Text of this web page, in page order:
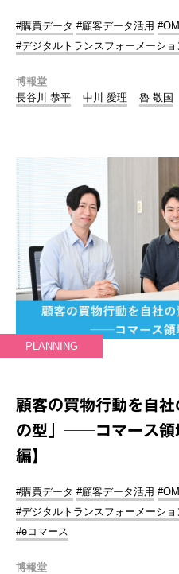
#購買データ #顧客データ活用
#デジタルトランスフォーメーショ
博報堂
長谷川 恭平
中川 愛理 魯 敬国
PLANNING
顧客の買物行動を自
の型」──コマース
編】
#購買データ #顧客データ活用
#デジタルトランスフォーメーショ
#eコマース
博報堂